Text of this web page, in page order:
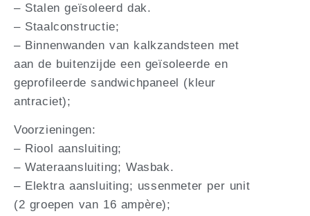
– Stalen geïsoleerd dak.
– Staalconstructie;
– Binnenwanden van kalkzandsteen met
aan de buitenzijde een geïsoleerde en
geprofileerde sandwichpaneel (kleur
antraciet);
Voorzieningen:
– Riool aansluiting;
– Wateraansluiting; Wasbak.
– Elektra aansluiting; ussenmeter per unit
(2 groepen van 16 ampère);